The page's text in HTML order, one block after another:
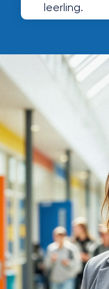
leerling.